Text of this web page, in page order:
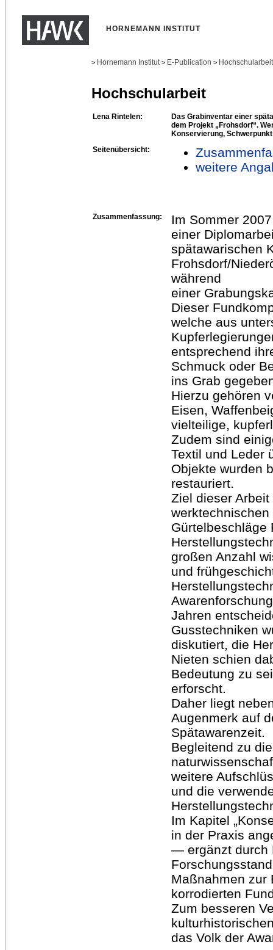
HORNEMANN INSTITUT
> Hornemann Institut > E-Publication >
Hochschularbeit
Lena Rintelen:
Das Grabinventar einer
dem Projekt „Frohsdorf“.
Konservierung,
Seitenübersicht:
weitere
Zusammenfassung:
Im Sommer
einer
spätawarischen
Frohsdorf/
während
einer
Dieser
welche aus
entsprechend
Schmuck oder
ins Grab
Hierzu gehören
Eisen,
vielteilige,
Zudem sind
Textil und Leder
Objekte wurden
restauriert.
Ziel dieser
Gürtelbeschläge
großen Anzahl
und
Jahren
Gusstechniken
diskutiert, die
Nieten schien
Bedeutung zu
erforscht.
Daher liegt
Augenmerk auf
Spätawarenzeit.
Begleitend zu
weitere
und die
Im Kapitel
in der Praxis
— ergänzt durch
Maßnahmen zur
korrodierten
Zum besseren
das Volk der